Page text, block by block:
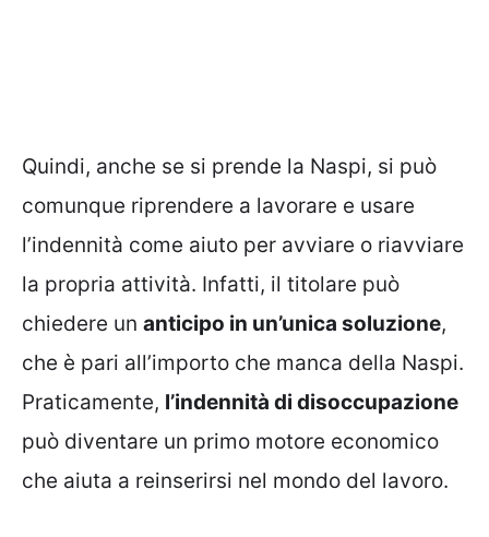
Quindi, anche se si prende la Naspi, si può
comunque riprendere a lavorare e usare
l’indennità come aiuto per avviare o riavviare
la propria attività. Infatti, il titolare può
chiedere un anticipo in un’unica soluzione,
che è pari all’importo che manca della Naspi.
Praticamente, l’indennità di disoccupazione
può diventare un primo motore economico
che aiuta a reinserirsi nel mondo del lavoro.